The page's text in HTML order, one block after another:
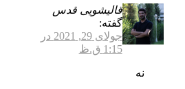
قالیشویی قدس
گفته:
جولای 29, 2021 در
1:15 ق.ظ
نه